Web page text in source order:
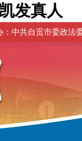
发真人
：中共自贡市委政法